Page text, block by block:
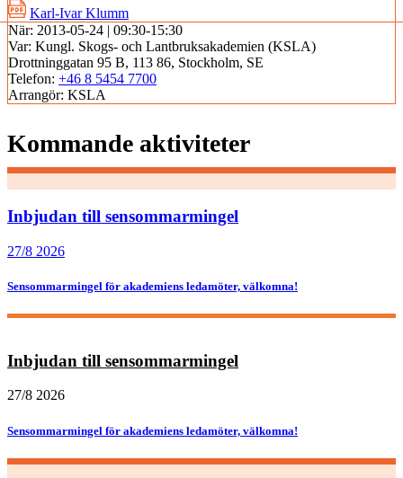
Karl-Ivar Klumm
När: 2013-05-24 | 09:30-15:30
Var: Kungl. Skogs- och Lantbruksakademien (KSLA)
Drottninggatan 95 B, 113 86, Stockholm, SE
Telefon: +46 8 5454 7700
Arrangör: KSLA
Kommande aktiviteter
Inbjudan till sensommarmingel
27/8 2026
Sensommarmingel för akademiens ledamöter, välkomna!
Inbjudan till sensommarmingel
27/8 2026
Sensommarmingel för akademiens ledamöter, välkomna!